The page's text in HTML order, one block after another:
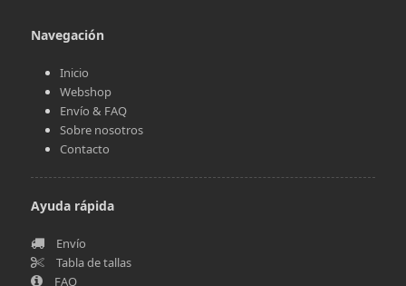
Navegación
Inicio
Webshop
Envío & FAQ
Sobre nosotros
Contacto
Ayuda rápida
Envío
Tabla de tallas
FAQ